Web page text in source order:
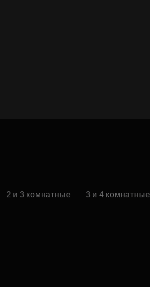
2 и 3 комнатные 3 и 4 комнатные